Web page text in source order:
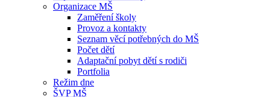
Organizace MŠ
Zaměření školy
Provoz a kontakty
Seznam věcí potřebných do MŠ
Počet dětí
Adaptační pobyt dětí s rodiči
Portfolia
Režim dne
ŠVP MŠ